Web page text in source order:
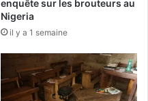
enquête sur les brouteurs au
Nigeria
il y a 1 semaine